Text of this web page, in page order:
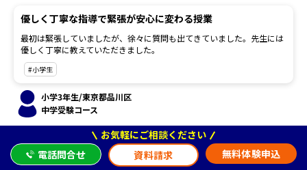
優しく丁寧な指導で緊張が安心に変わる授業
最初は緊張していましたが、徐々に質問も出てきていました。先生には
優しく丁寧に教えていただきました。
#小学生
小学3年生/東京都品川区
中学受験コース
優しく丁寧な指導でまた受けたくなる授業
お気軽にご相談ください
電話問合せ
資料請求 無料体験申込